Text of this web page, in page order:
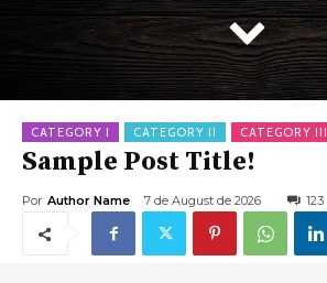
CATEGORY I CATEGORY II CATEGORY III
Sample Post Title!
Por Author Name 7 de August de 2026 123